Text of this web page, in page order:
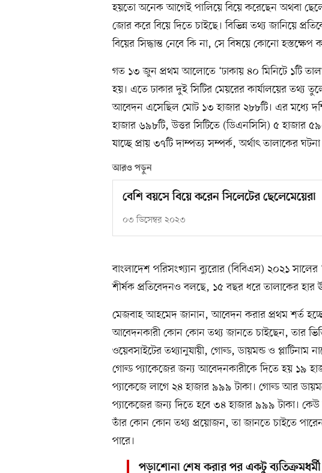
হয়তো অনেক আগেই পালিয়ে বিয়ে করেছেন অথবা
জোর করে বিয়ে দিতে চাইছে। বিভিন্ন তথ্য জানিয়ে
বিয়ের সিদ্ধান্ত নেবে কি না, সে বিষয়ে কোনো হস্তক্ষেপ
গত ১৩ জুন প্রথম আলোতে ‘ঢাকায় ৪০ মিনিটে ১টি
হয়। এতে ঢাকার দুই সিটির মেয়রের কার্যালয়ের তথ্য
আবেদন এসেছিল মোট ১৩ হাজার ২৮৮টি। এর মধ্যে
হাজার ৬৯৮টি, উত্তর সিটিতে (ডিএনসিসি) ৫ হাজার
যাচ্ছে প্রায় ৩৭টি দাম্পত্য সম্পর্ক, অর্থাৎ তালাকের
আরও পড়ুন
বেশি বয়সে বিয়ে করেন সিলেটের ছেলেমেয়েরা
০৩ ডিসেম্বর ২০২৩
বাংলাদেশ পরিসংখ্যান ব্যুরোর (বিবিএস) ২০২১ সালের
শীর্ষক প্রতিবেদনও বলছে, ১৫ বছর ধরে তালাকের হার
মেজবাহ আহমেদ জানান, আবেদন করার প্রথম শর্ত
আবেদনকারী কোন কোন তথ্য জানতে চাইছেন, তার
ওয়েবসাইটের তথ্যানুযায়ী, গোল্ড, ডায়মন্ড ও প্লাটিনাম
গোল্ড প্যাকেজের জন্য আবেদনকারীকে দিতে হয় ১৯
প্যাকেজে লাগে ২৪ হাজার ৯৯৯ টাকা। গোল্ড আর
প্যাকেজের জন্য দিতে হবে ৩৪ হাজার ৯৯৯ টাকা।
তাঁর কোন কোন তথ্য প্রয়োজন, তা জানতে চাইতে
পারে।
পড়াশোনা শেষ করার পর একটু